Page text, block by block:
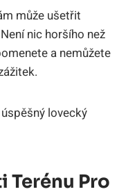
může ušetřit
nic horšího než
a nemůžete
Terénu Pro